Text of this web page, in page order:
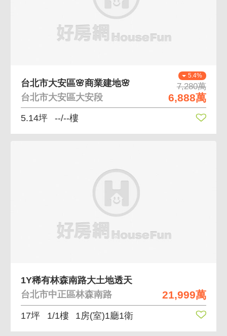
5.4%
7,280萬
6,888萬
台北市大安區🌸商業建地🌸
台北市大安區大安段
5.14坪 --/--樓
21,999萬
1Y稀有林森南路大土地透天
台北市中正區林森南路
17坪 1/1樓 1房(室)1廳1衛